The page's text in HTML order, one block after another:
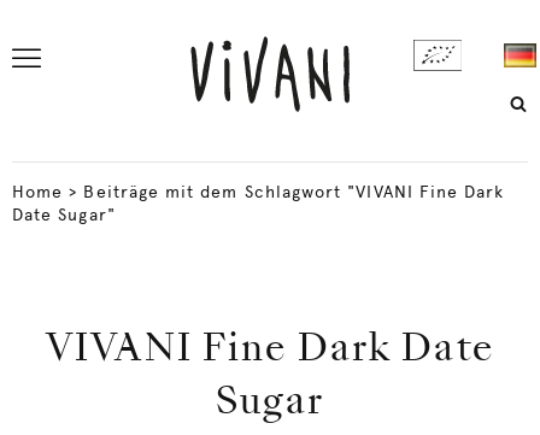
Home > Beiträge mit dem Schlagwort "VIVANI Fine Dark
Date Sugar"
VIVANI Fine Dark Date
Sugar